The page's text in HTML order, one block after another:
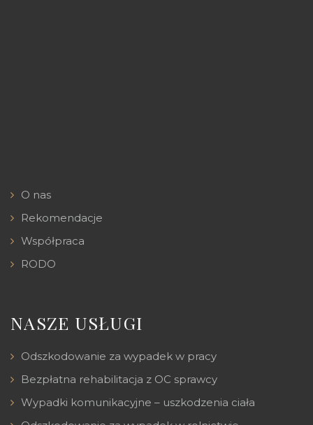
O nas
Rekomendacje
Współpraca
RODO
NASZE USŁUGI
Odszkodowanie za wypadek w pracy
Bezpłatna rehabilitacja z OC sprawcy
Wypadki komunikacyjne – uszkodzenia ciała